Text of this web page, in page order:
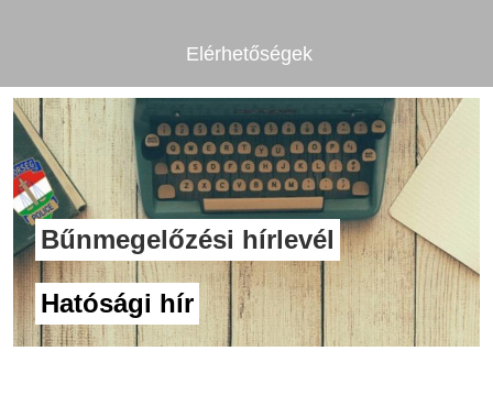
Elérhetőségek
Bűnmegelőzési hírlevél
Hatósági hír